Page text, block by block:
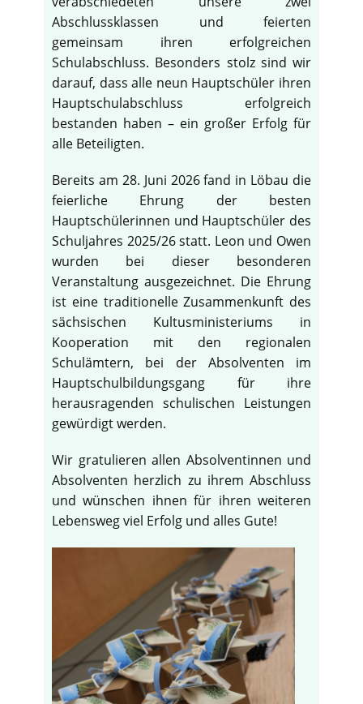
Abschlussklassen und feierten
gemeinsam ihren erfolgreichen
Schulabschluss. Besonders stolz sind wir
darauf, dass alle neun Hauptschüler ihren
Hauptschulabschluss erfolgreich
bestanden haben – ein großer Erfolg für
alle Beteiligten.
Bereits am 28. Juni 2026 fand in Löbau die
feierliche Ehrung der besten
Hauptschülerinnen und Hauptschüler des
Schuljahres 2025/26 statt. Leon und Owen
wurden bei dieser besonderen
Veranstaltung ausgezeichnet. Die Ehrung
ist eine traditionelle Zusammenkunft des
sächsischen Kultusministeriums in
Kooperation mit den regionalen
Schulämtern, bei der Absolventen im
Hauptschulbildungsgang für ihre
herausragenden schulischen Leistungen
gewürdigt werden.
Wir gratulieren allen Absolventinnen und
Absolventen herzlich zu ihrem Abschluss
und wünschen ihnen für ihren weiteren
Lebensweg viel Erfolg und alles Gute!